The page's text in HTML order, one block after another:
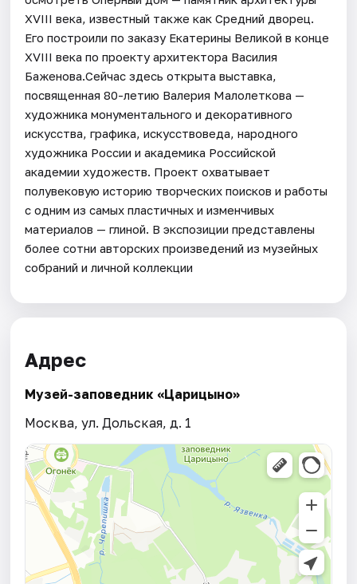
XVIII века, известный также как Средний дворец.
Его построили по заказу Екатерины Великой в конце
XVIII века по проекту архитектора Василия
Баженова.Сейчас здесь открыта выставка,
посвященная 80-летию Валерия Малолеткова —
художника монументального и декоративного
искусства, графика, искусствоведа, народного
художника России и академика Российской
академии художеств. Проект охватывает
полувековую историю творческих поисков и работы
с одним из самых пластичных и изменчивых
материалов — глиной. В экспозиции представлены
более сотни авторских произведений из музейных
собраний и личной коллекции
Адрес
Музей-заповедник «Царицыно»
Москва, ул. Дольская, д. 1